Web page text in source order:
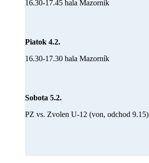
16.30-17.45 hala Mazorník
Piatok 4.2.
16.30-17.30 hala Mazorník
Sobota 5.2.
PZ vs. Zvolen U-12 (von, odchod 9.15)